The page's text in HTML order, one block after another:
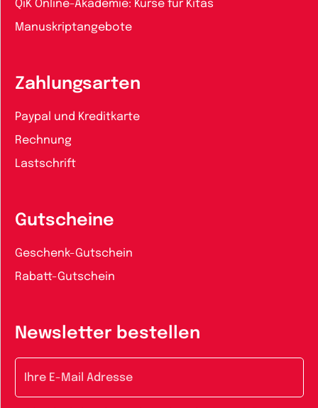
QiK Online-Akademie: Kurse für Kitas
Manuskriptangebote
Zahlungsarten
Paypal und Kreditkarte
Rechnung
Lastschrift
Gutscheine
Geschenk-Gutschein
Rabatt-Gutschein
Newsletter bestellen